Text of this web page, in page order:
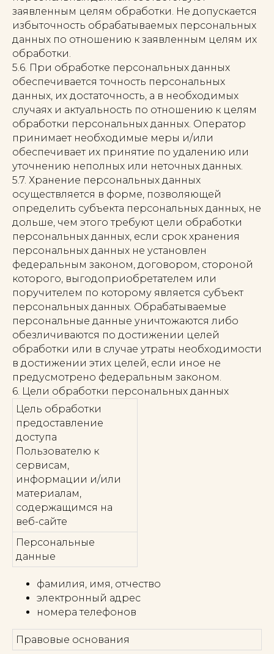
заявленным целям обработки. Не допускается
избыточность обрабатываемых персональных
данных по отношению к заявленным целям их
обработки.
5.6. При обработке персональных данных
обеспечивается точность персональных
данных, их достаточность, а в необходимых
случаях и актуальность по отношению к целям
обработки персональных данных. Оператор
принимает необходимые меры и/или
обеспечивает их принятие по удалению или
уточнению неполных или неточных данных.
5.7. Хранение персональных данных
осуществляется в форме, позволяющей
определить субъекта персональных данных, не
дольше, чем этого требуют цели обработки
персональных данных, если срок хранения
персональных данных не установлен
федеральным законом, договором, стороной
которого, выгодоприобретателем или
поручителем по которому является субъект
персональных данных. Обрабатываемые
персональные данные уничтожаются либо
обезличиваются по достижении целей
обработки или в случае утраты необходимости
в достижении этих целей, если иное не
предусмотрено федеральным законом.
6. Цели обработки персональных данных
Цель обработки
предоставление
доступа
Пользователю к
сервисам,
информации и/или
материалам,
содержащимся на
веб-сайте
Персональные
данные
фамилия, имя, отчество
электронный адрес
номера телефонов
Правовые основания